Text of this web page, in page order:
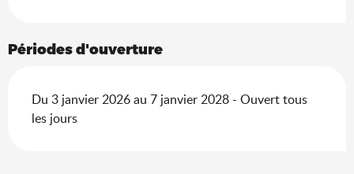
Périodes d'ouverture
Du 3 janvier 2026 au 7 janvier 2028 - Ouvert tous
les jours